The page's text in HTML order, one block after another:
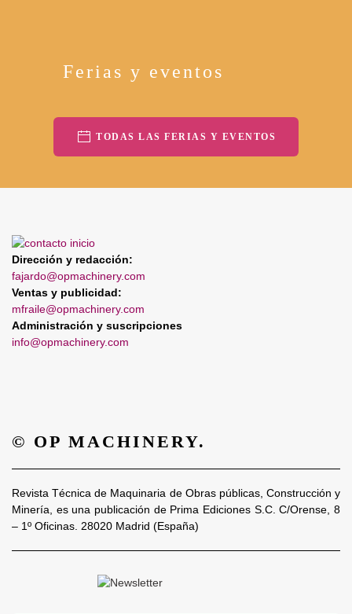
Ferias y eventos
TODAS LAS FERIAS Y EVENTOS
Dirección y redacción:
fajardo@opmachinery.com
Ventas y publicidad:
mfraile@opmachinery.com
Administración y suscripciones
info@opmachinery.com
© OP MACHINERY.
Revista Técnica de Maquinaria de Obras públicas, Construcción y
Minería, es una publicación de Prima Ediciones S.C. C/Orense, 8
– 1º Oficinas. 28020 Madrid (España)